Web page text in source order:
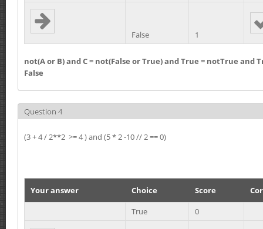
False 1
not(A or B) and C = not(False or True) and True = notTrue and
False
Question 4
(3 + 4 / 2**2 >= 4 ) and (5 * 2 -10 // 2 == 0)
Your answer Choice Score
True
0